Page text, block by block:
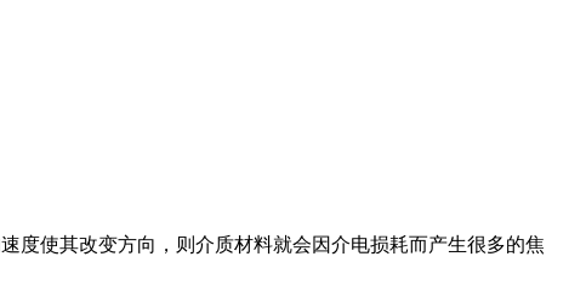
使其改变方向，则介质材料就会因介电损耗而产生很多的焦